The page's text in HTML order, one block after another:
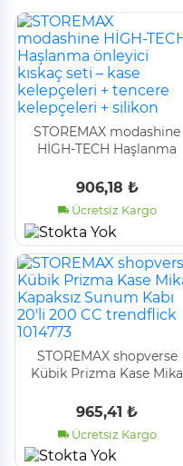
STOREMAX modashine
HİGH-TECH Haşlanma
kelepçeleri + tencere
kelepçeleri + silikon
906,18 ₺
Ücretsiz Kargo
STOREMAX shopverse
Kübik Prizma Kase Mika
20'li 200 CC trendflick
1014773
965,41 ₺
Ücretsiz Kargo